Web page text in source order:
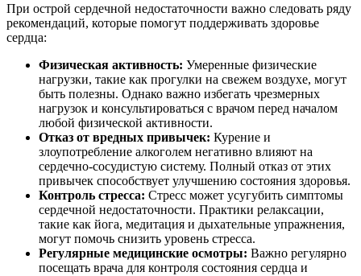
При острой сердечной недостаточности важно следовать ряду
рекомендаций, которые помогут поддерживать здоровье
сердца:
Физическая активность: Умеренные физические
нагрузки, такие как прогулки на свежем воздухе, могут
быть полезны. Однако важно избегать чрезмерных
нагрузок и консультироваться с врачом перед началом
любой физической активности.
Отказ от вредных привычек: Курение и
злоупотребление алкоголем негативно влияют на
сердечно-сосудистую систему. Полный отказ от этих
привычек способствует улучшению состояния здоровья.
Контроль стресса: Стресс может усугубить симптомы
сердечной недостаточности. Практики релаксации,
такие как йога, медитация и дыхательные упражнения,
могут помочь снизить уровень стресса.
Регулярные медицинские осмотры: Важно регулярно
посещать врача для контроля состояния сердца и